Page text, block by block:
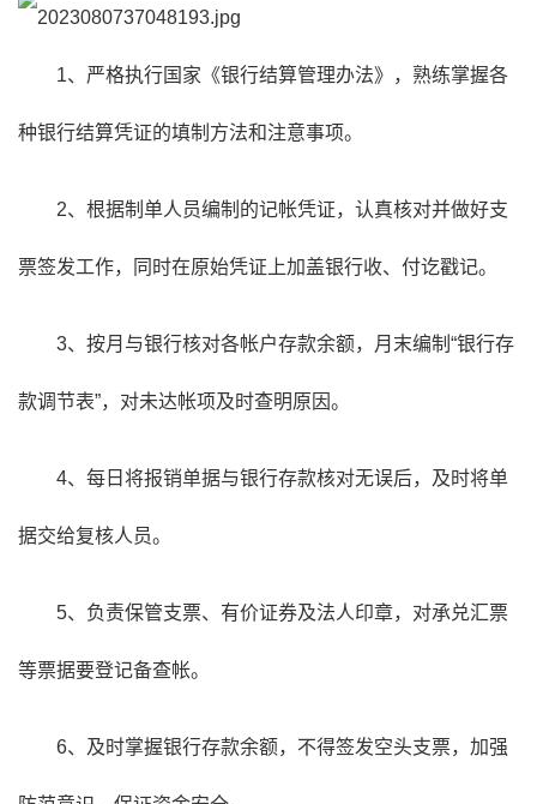
1、严格执行国家《银行结算管理办法》，熟练掌握各
种银行结算凭证的填制方法和注意事项。
2、根据制单人员编制的记帐凭证，认真核对并做好支
票签发工作，同时在原始凭证上加盖银行收、付讫戳记。
3、按月与银行核对各帐户存款余额，月末编制“银行存
款调节表”，对未达帐项及时查明原因。
4、每日将报销单据与银行存款核对无误后，及时将单
据交给复核人员。
5、负责保管支票、有价证券及法人印章，对承兑汇票
等票据要登记备查帐。
6、及时掌握银行存款余额，不得签发空头支票，加强